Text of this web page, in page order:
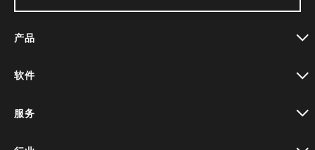
产品
软件
服务